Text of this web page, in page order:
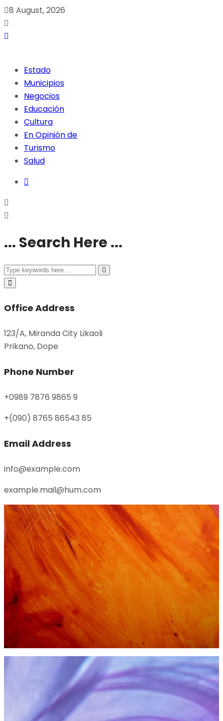
8 August, 2026
Estado
Municipios
Negocios
Educación
Cultura
En Opinión de
Turismo
Salud
... Search Here ...
Office Address
123/A, Miranda City Likaoli
Prikano, Dope
Phone Number
+0989 7876 9865 9
+(090) 8765 86543 85
Email Address
info@example.com
example.mail@hum.com